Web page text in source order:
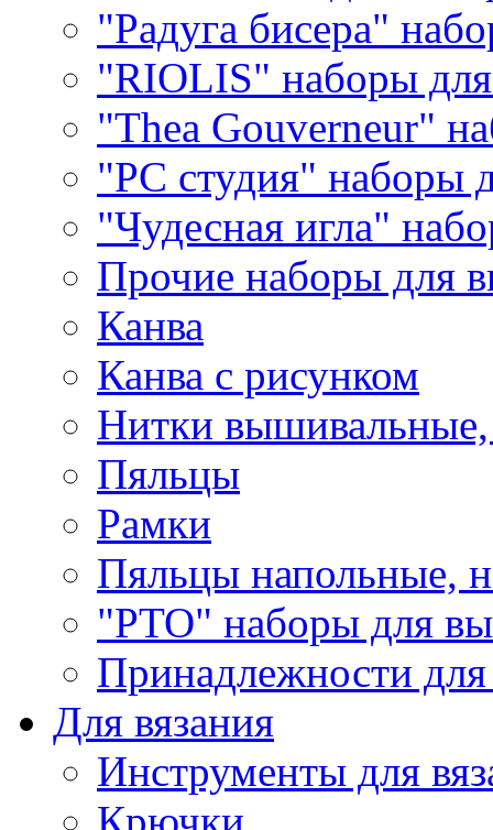
"Радуга бисера"
"RIOLIS" наборы
"Thea Gouverneur"
"РС студия" наборы
"Чудесная игла"
Прочие наборы для
Канва
Канва с рисунком
Нитки
Пяльцы
Рамки
Пяльцы напольные,
"РТО" наборы для
Принадлежности
Для вязания
Инструменты для
Крючки